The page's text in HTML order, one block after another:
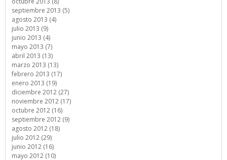
septiembre 2013 (5)
agosto 2013 (4)
julio 2013 (9)
junio 2013 (4)
mayo 2013 (7)
abril 2013 (13)
marzo 2013 (13)
febrero 2013 (17)
enero 2013 (19)
diciembre 2012 (27)
noviembre 2012 (17)
octubre 2012 (16)
septiembre 2012 (9)
agosto 2012 (18)
julio 2012 (29)
junio 2012 (16)
mayo 2012 (10)